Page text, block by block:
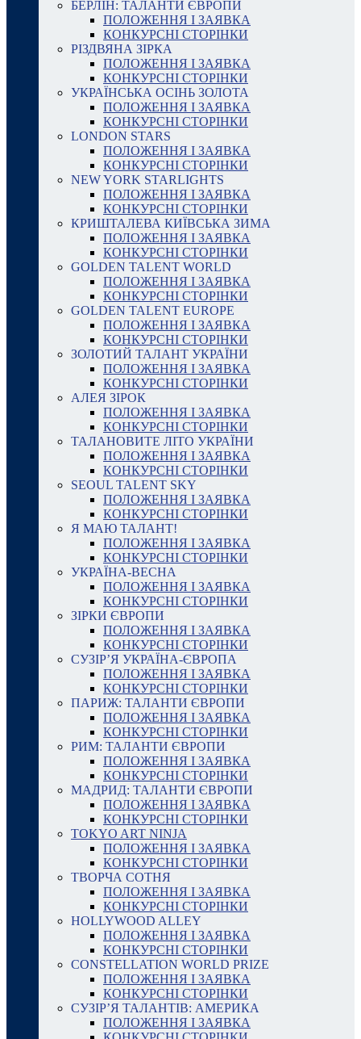
БЕРЛІН: ТАЛАНТИ ЄВРОПИ
ПОЛОЖЕННЯ І ЗАЯВКА
КОНКУРСНІ СТОРІНКИ
РІЗДВЯНА ЗІРКА
ПОЛОЖЕННЯ І ЗАЯВКА
КОНКУРСНІ СТОРІНКИ
УКРАЇНСЬКА ОСІНЬ ЗОЛОТА
ПОЛОЖЕННЯ І ЗАЯВКА
КОНКУРСНІ СТОРІНКИ
LONDON STARS
ПОЛОЖЕННЯ І ЗАЯВКА
КОНКУРСНІ СТОРІНКИ
NEW YORK STARLIGHTS
ПОЛОЖЕННЯ І ЗАЯВКА
КОНКУРСНІ СТОРІНКИ
КРИШТАЛЕВА КИЇВСЬКА ЗИМА
ПОЛОЖЕННЯ І ЗАЯВКА
КОНКУРСНІ СТОРІНКИ
GOLDEN TALENT WORLD
ПОЛОЖЕННЯ І ЗАЯВКА
КОНКУРСНІ СТОРІНКИ
GOLDEN TALENT EUROPE
ПОЛОЖЕННЯ І ЗАЯВКА
КОНКУРСНІ СТОРІНКИ
ЗОЛОТИЙ ТАЛАНТ УКРАЇНИ
ПОЛОЖЕННЯ І ЗАЯВКА
КОНКУРСНІ СТОРІНКИ
АЛЕЯ ЗІРОК
ПОЛОЖЕННЯ І ЗАЯВКА
КОНКУРСНІ СТОРІНКИ
ТАЛАНОВИТЕ ЛІТО УКРАЇНИ
ПОЛОЖЕННЯ І ЗАЯВКА
КОНКУРСНІ СТОРІНКИ
SEOUL TALENT SKY
ПОЛОЖЕННЯ І ЗАЯВКА
КОНКУРСНІ СТОРІНКИ
Я МАЮ ТАЛАНТ!
ПОЛОЖЕННЯ І ЗАЯВКА
КОНКУРСНІ СТОРІНКИ
УКРАЇНА-ВЕСНА
ПОЛОЖЕННЯ І ЗАЯВКА
КОНКУРСНІ СТОРІНКИ
ЗІРКИ ЄВРОПИ
ПОЛОЖЕННЯ І ЗАЯВКА
КОНКУРСНІ СТОРІНКИ
СУЗІР’Я УКРАЇНА-ЄВРОПА
ПОЛОЖЕННЯ І ЗАЯВКА
КОНКУРСНІ СТОРІНКИ
ПАРИЖ: ТАЛАНТИ ЄВРОПИ
ПОЛОЖЕННЯ І ЗАЯВКА
КОНКУРСНІ СТОРІНКИ
РИМ: ТАЛАНТИ ЄВРОПИ
ПОЛОЖЕННЯ І ЗАЯВКА
КОНКУРСНІ СТОРІНКИ
МАДРИД: ТАЛАНТИ ЄВРОПИ
ПОЛОЖЕННЯ І ЗАЯВКА
КОНКУРСНІ СТОРІНКИ
TOKYO ART NINJA
ПОЛОЖЕННЯ І ЗАЯВКА
КОНКУРСНІ СТОРІНКИ
ТВОРЧА СОТНЯ
ПОЛОЖЕННЯ І ЗАЯВКА
КОНКУРСНІ СТОРІНКИ
HOLLYWOOD ALLEY
ПОЛОЖЕННЯ І ЗАЯВКА
КОНКУРСНІ СТОРІНКИ
CONSTELLATION WORLD PRIZE
ПОЛОЖЕННЯ І ЗАЯВКА
КОНКУРСНІ СТОРІНКИ
СУЗІР’Я ТАЛАНТІВ: АМЕРИКА
ПОЛОЖЕННЯ І ЗАЯВКА